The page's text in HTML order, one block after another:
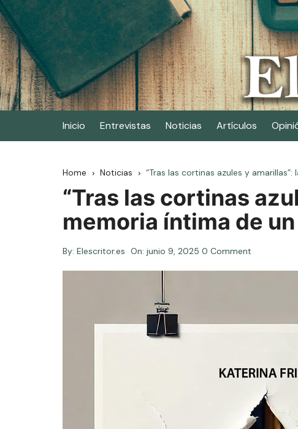
Skip
to
content
Elescritor.es
El periódico digital de los escritores
Inicio Entrevistas Noticias Artículos
Home Noticias “Tras las cortinas azules y
“Tras las cortinas
memoria íntima de
By: Elescritor.es On: junio 9, 2025 0 Comment